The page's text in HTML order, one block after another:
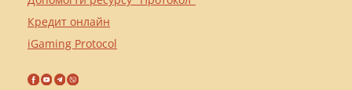
Кредит онлайн
iGaming Protocol